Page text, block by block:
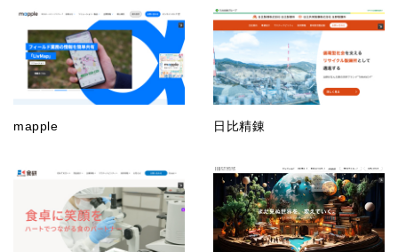
mapple 日比精錬